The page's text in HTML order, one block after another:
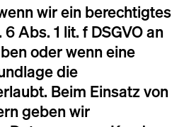
wir ein berechtigtes
Abs. 1 lit. f DSGVO an
oder wenn eine
die
Beim Einsatz von
geben wir